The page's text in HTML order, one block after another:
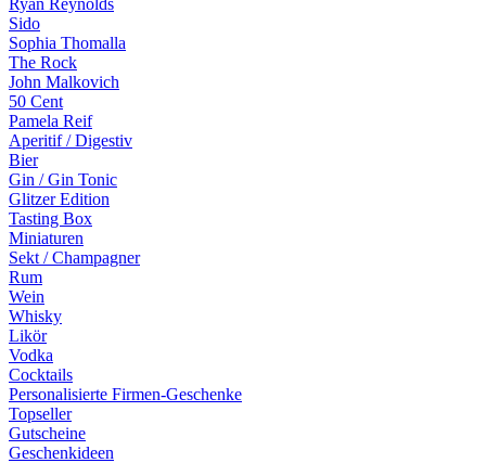
Ryan Reynolds
Sido
Sophia Thomalla
The Rock
John Malkovich
50 Cent
Pamela Reif
Aperitif / Digestiv
Bier
Gin / Gin Tonic
Glitzer Edition
Tasting Box
Miniaturen
Sekt / Champagner
Rum
Wein
Whisky
Likör
Vodka
Cocktails
Personalisierte Firmen-Geschenke
Topseller
Gutscheine
Geschenkideen